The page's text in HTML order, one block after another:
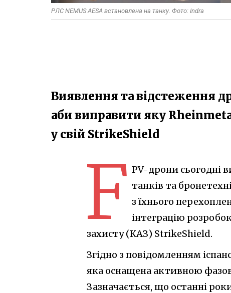
РЛС NEMUS AESA встановлена на танку. Фото: Indra
Виявлення та відстеження
аби виправити яку
у свій StrikeShield
F PV-дрони сьогодні
танків та
з їхнього
інтеграцію
захисту (КАЗ) StrikeShield.
Згідно з повідомленням
яка оснащена активною
Зазначається, що останні